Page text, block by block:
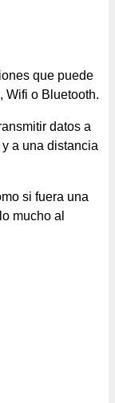
que puede
Wifi o Bluetooth.
datos a
a una distancia
si fuera una
mucho al